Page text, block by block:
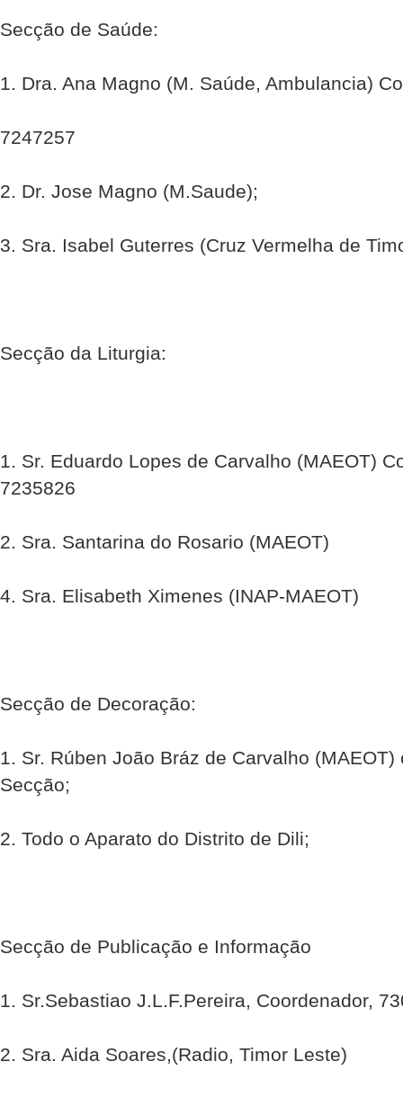
Secção de Saúde:
1. Dra. Ana Magno (M. Saúde, Ambulancia)
7247257
2. Dr. Jose Magno (M.Saude);
3. Sra. Isabel Guterres (Cruz Vermelha de
Secção da Liturgia:
1. Sr. Eduardo Lopes de Carvalho (MAEOT)
7235826
2. Sra. Santarina do Rosario (MAEOT)
4. Sra. Elisabeth Ximenes (INAP-MAEOT)
Secção de Decoração:
1. Sr. Rúben João Bráz de Carvalho
Secção;
2. Todo o Aparato do Distrito de Dili;
Secção de Publicação e Informação
1. Sr.Sebastiao J.L.F.Pereira, Coordenador,
2. Sra. Aida Soares,(Radio, Timor Leste)